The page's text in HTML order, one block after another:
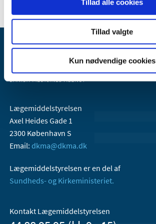
Tillad alle cookies
Tillad valgte
Kun nødvendige cookies
Lægemiddelstyrelsen
Axel Heides Gade 1
2300 København S
Email: dkma@dkma.dk
Lægemiddelstyrelsen er en del af
Sundheds- og Kirkeministeriet.
Kontakt Lægemiddelstyrelsen